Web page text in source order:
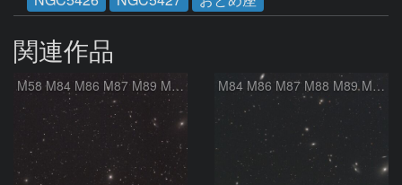
関連作品
M58 M84 M86 M87 M89 M90 マルカリアンの銀河鎖 おとめ座 かみのけ座 M84 M86 M87 M88 M89 M90 M91 マルカリアンの銀河鎖 おとめ座 かみのけ座